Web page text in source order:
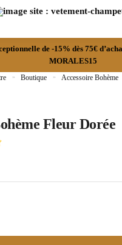
de -15% dès 75€
MORALES15
» Boutique » Accessoire Bohème
Fleur Dorée